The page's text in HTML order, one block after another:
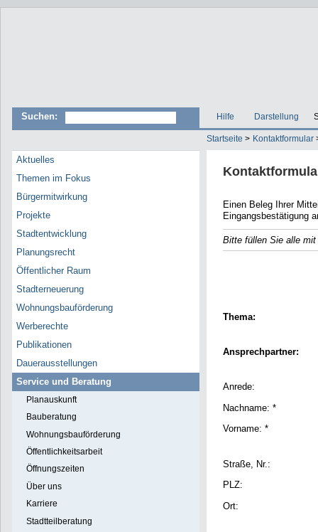
Suchen: Hilfe Darstellung
Startseite > Kontaktformular
Aktuelles
Themen im Fokus
Bürgermitwirkung
Projekte
Stadtentwicklung
Planungsrecht
Öffentlicher Raum
Stadterneuerung
Wohnungsbauförderung
Werberechte
Publikationen
Dauerausstellungen
Service und Beratung
Planauskunft
Bauberatung
Wohnungsbauförderung
Öffentlichkeitsarbeit
Öffnungszeiten
Über uns
Karriere
Stadtteilberatung
Einen Beleg Ihrer Mitteilung
Eingangsbestätigung
Bitte füllen Sie alle
Thema:
Ansprechpartner:
Anrede:
Nachname: *
Vorname: *
Straße, Nr.:
PLZ:
Ort: